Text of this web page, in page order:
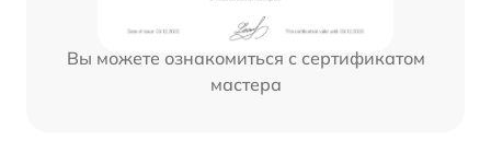
Вы можете ознакомиться с сертификатом
мастера